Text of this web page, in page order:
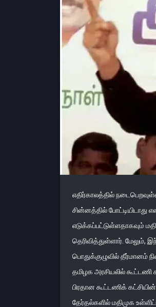
எதிர்காலத்தில்
சின்னத்தில் போட்டியிடாது
எடுக்கப்பட்டுள்ளதாகவும்
தெரிவித்துள்ளார். மேலும்,
பொதுக்குழுவில் தீர்மானம்
தமிழக அரசியலில்
பிரதான கூட்டணிக்
தேர்தல்களில் மதிமுக